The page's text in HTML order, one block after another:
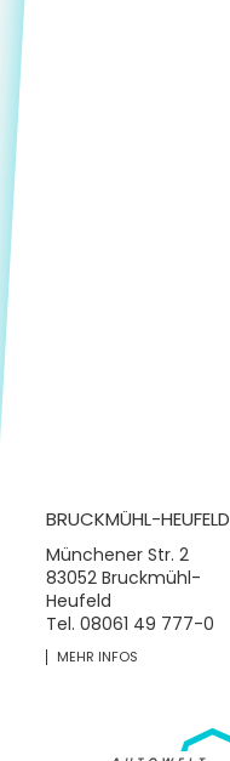
BRUCKMÜHL-HEUFELD
Münchener Str. 2
83052 Bruckmühl-
Heufeld
Tel.08061 49 777-0
MEHR INFOS